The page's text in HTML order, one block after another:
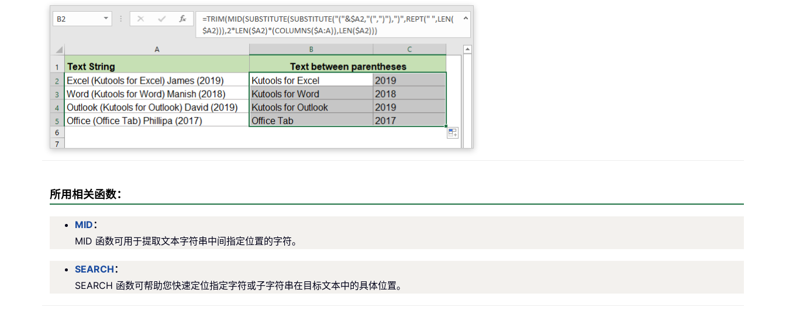
所用相关函数：
MID：
MID 函数可用于提取文本字符串中间指定位置的字符。
SEARCH：
SEARCH 函数可帮助您快速定位指定字符或子字符串在目标文本中的具体位置。